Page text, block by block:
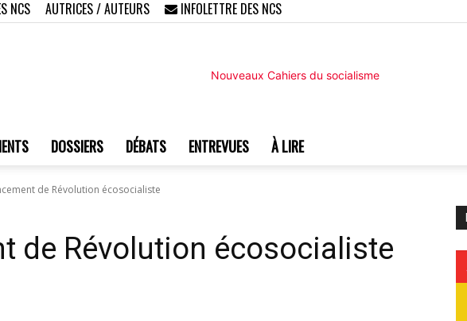
NCS AUTRICES / AUTEURS INFOLETTRE DES NCS
DOSSIERS DÉBATS ENTREVUES À LIRE
de Révolution écosocialiste
de Révolution écosocialiste